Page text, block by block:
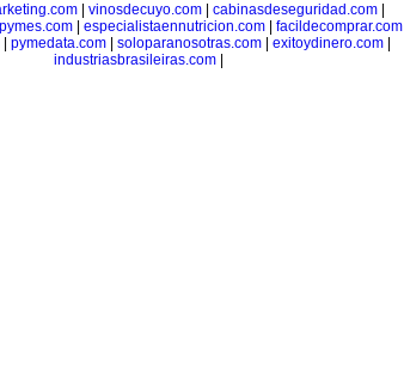
| vinosdecuyo.com| cabinasdeseguridad.com|
especialistaennutricion.com
facildecomprar.com
pymedata.com soloparanosotras.com exitoydinero.com
industriasbrasileiras.com